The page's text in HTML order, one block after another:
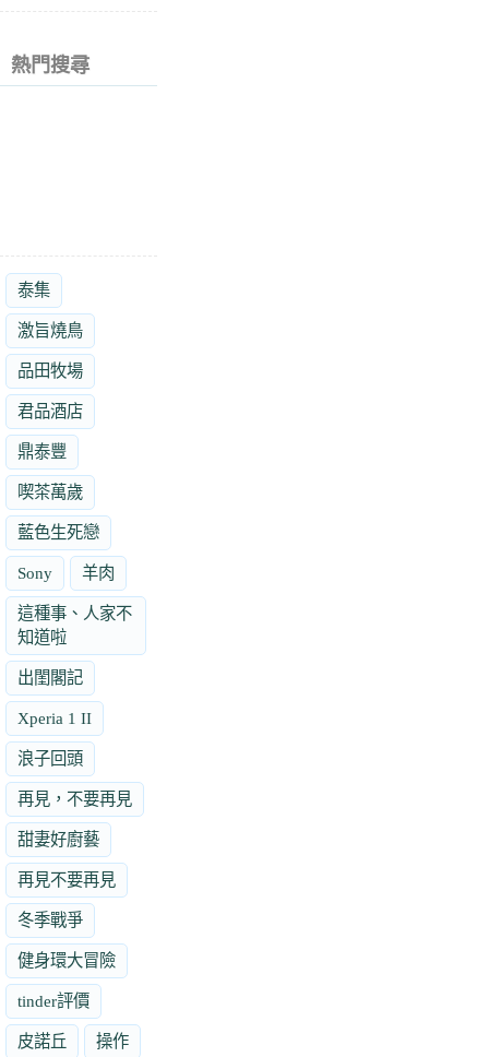
熱門搜尋
泰集
激旨燒鳥
品田牧場
君品酒店
鼎泰豐
喫茶萬歲
藍色生死戀
Sony 羊肉
這種事、人家不
知道啦
出閨閣記
Xperia 1 II
浪子回頭
再見，不要再見
甜妻好廚藝
再見不要再見
冬季戰爭
健身環大冒險
tinder評價
皮諾丘 操作